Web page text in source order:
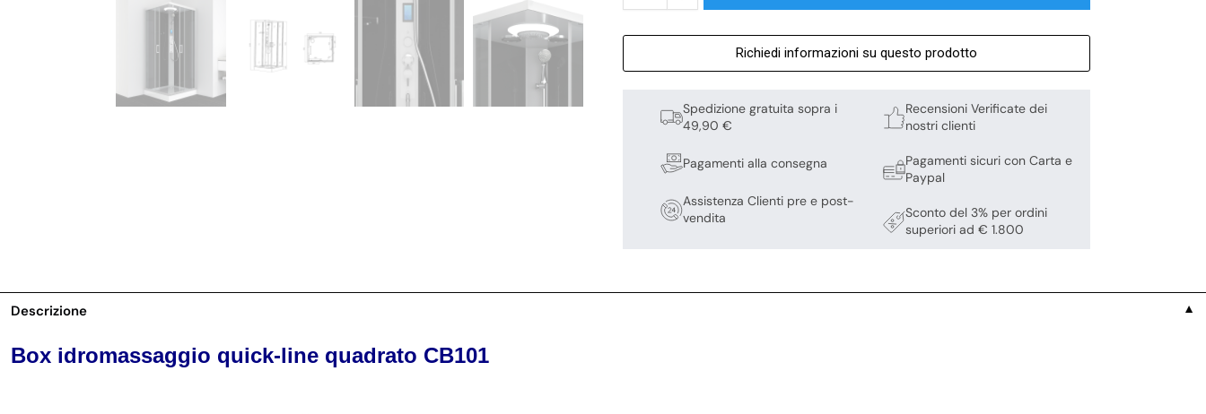
Richiedi informazioni su questo prodotto
Spedizione gratuita sopra i
49,90 €
Pagamenti alla consegna
Assistenza Clienti pre e post-
vendita
Recensioni Verificate dei
nostri clienti
Pagamenti sicuri con Carta e
Paypal
Sconto del 3% per ordini
superiori ad € 1.800
Descrizione ▼
Box idromassaggio quick-line quadrato CB101